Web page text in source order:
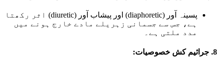
پسینہ آور (diaphoretic) اور پیشاب آور (diuretic) اثر رکھتا
ہے، جس سے جسمانی زہریلے مادے خارج ہونے میں
مدد ملتی ہے۔
8. جراثیم کش خصوصیات: